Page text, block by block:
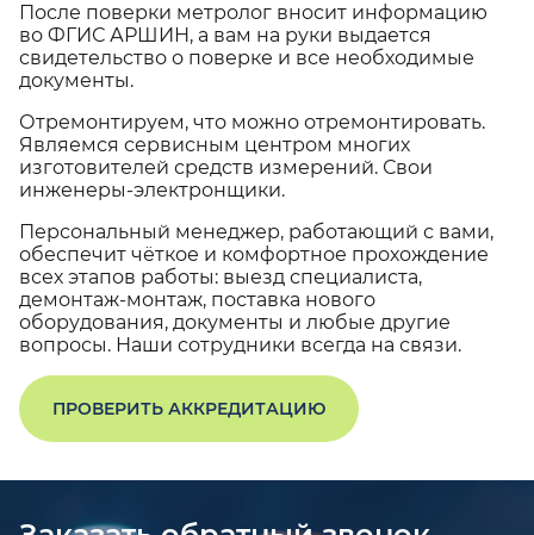
После поверки метролог вносит информацию
во ФГИС АРШИН, а вам на руки выдается
свидетельство о поверке и все необходимые
документы.
Отремонтируем, что можно отремонтировать.
Являемся сервисным центром многих
изготовителей средств измерений. Свои
инженеры-электронщики.
Персональный менеджер, работающий с вами,
обеспечит чёткое и комфортное прохождение
всех этапов работы: выезд специалиста,
демонтаж-монтаж, поставка нового
оборудования, документы и любые другие
вопросы. Наши сотрудники всегда на связи.
ПРОВЕРИТЬ АККРЕДИТАЦИЮ